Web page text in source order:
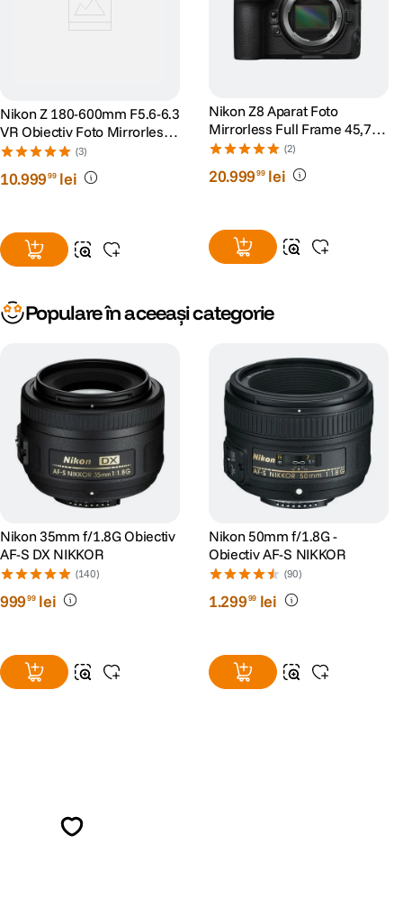
Nikon Z 180-600mm F5.6-6.3
VR Obiectiv Foto Mirrorless
Montura Nikon Z
(3)
10.99999 lei
Nikon Z8 Aparat Foto
Mirrorless Full Frame 45,7
Mpx Body Negru
(2)
20.99999 lei
Populare în aceeași categorie
Nikon 35mm f/1.8G Obiectiv
AF-S DX NIKKOR
(140)
99999 lei
Nikon 50mm f/1.8G -
Obiectiv AF-S NIKKOR
(90)
1.29999 lei